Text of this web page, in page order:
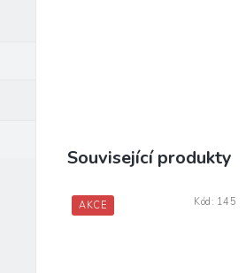
Související produkty
AKCE Kód: 145